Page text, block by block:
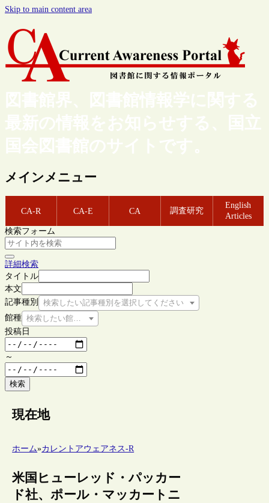
Skip to main content area
図書館界、図書館情報学に関する
最新の情報をお知らせする、国立
国会図書館のサイトです。
メインメニュー
CA-R CA-E CA 調査研究
English
Articles
検索フォーム
詳細検索
タイトル
本文
記事種別
検索したい記事種別を選択してください
館種 検索したい館種を選択してください
投稿日
～
検索
現在地
ホーム»カレントアウェアネス-R
米国ヒューレッド・パッカー
ド社、ポール・マッカートニ